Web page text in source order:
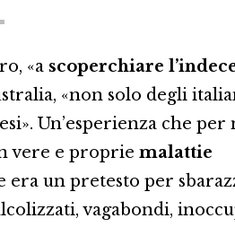
«a scoperchiare
«non solo degli
Un’esperienza che per
vere e proprie malattie
era un pretesto per
vagabondi,